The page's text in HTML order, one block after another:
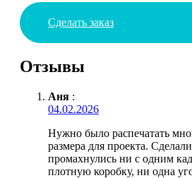
Сделать заказ
Отзывы
Аня :
04.02.2026
Нужно было распечатать
размера для проекта.
промахнулись ни с одним
плотную коробку, ни одна